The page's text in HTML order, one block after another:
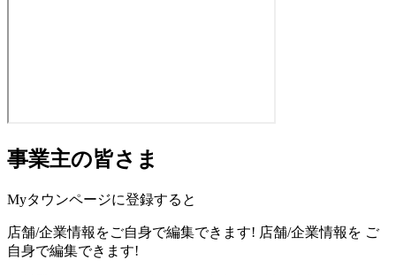
事業主の皆さま
Myタウンページに登録すると
店舗/企業情報をご自身で編集できます! 店舗/企業情報を ご
自身で編集できます!